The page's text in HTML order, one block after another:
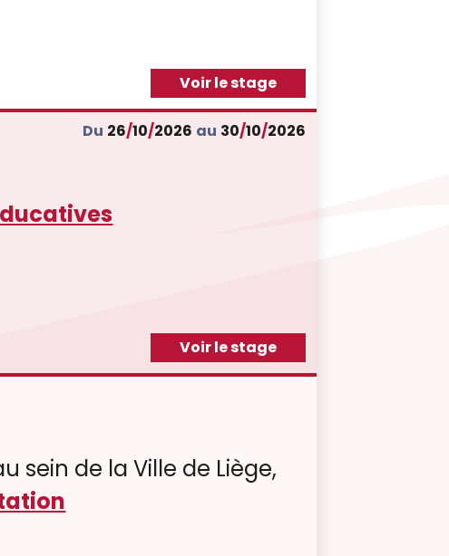
Voir le stage
Du 26/10/2026 au 30/10/2026
Voir le stage
sein de la Ville de Liège,